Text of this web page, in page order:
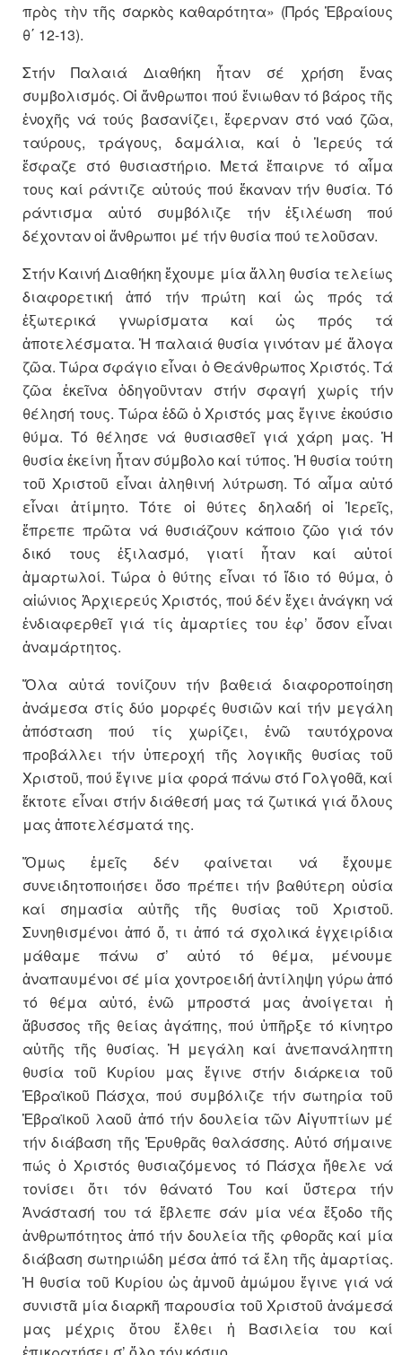
πρὸς τὴν τῆς σαρκὸς καθαρότητα» (Πρός Ἑβραίους
θ΄ 12-13).
Στήν Παλαιά Διαθήκη ἦταν σέ χρήση ἕνας
συμβολισμός. Οἱ ἄνθρωποι πού ἔνιωθαν τό βάρος τῆς
ἐνοχῆς νά τούς βασανίζει, ἔφερναν στό ναό ζῶα,
ταύρους, τράγους, δαμάλια, καί ὁ Ἱερεύς τά
ἔσφαζε στό θυσιαστήριο. Μετά ἔπαιρνε τό αἷμα
τους καί ράντιζε αὐτούς πού ἔκαναν τήν θυσία. Τό
ράντισμα αὐτό συμβόλιζε τήν ἐξιλέωση πού
δέχονταν οἱ ἄνθρωποι μέ τήν θυσία πού τελοῦσαν.
Στήν Καινή Διαθήκη ἔχουμε μία ἄλλη θυσία τελείως
διαφορετική ἀπό τήν πρώτη καί ὡς πρός τά
ἐξωτερικά γνωρίσματα καί ὡς πρός τά
ἀποτελέσματα. Ἡ παλαιά θυσία γινόταν μέ ἄλογα
ζῶα. Τώρα σφάγιο εἶναι ὁ Θεάνθρωπος Χριστός. Τά
ζῶα ἐκεῖνα ὁδηγοῦνταν στήν σφαγή χωρίς τήν
θέλησή τους. Τώρα ἐδῶ ὁ Χριστός μας ἔγινε ἑκούσιο
θύμα. Τό θέλησε νά θυσιασθεῖ γιά χάρη μας. Ἡ
θυσία ἐκείνη ἦταν σύμβολο καί τύπος. Ἡ θυσία τούτη
τοῦ Χριστοῦ εἶναι ἀληθινή λύτρωση. Τό αἷμα αὐτό
εἶναι ἀτίμητο. Τότε οἱ θύτες δηλαδή οἱ Ἱερεῖς,
ἔπρεπε πρῶτα νά θυσιάζουν κάποιο ζῶο γιά τόν
δικό τους ἐξιλασμό, γιατί ἦταν καί αὐτοί
ἁμαρτωλοί. Τώρα ὁ θύτης εἶναι τό ἴδιο τό θύμα, ὁ
αἰώνιος Ἀρχιερεύς Χριστός, πού δέν ἔχει ἀνάγκη νά
ἐνδιαφερθεῖ γιά τίς ἁμαρτίες του ἐφ’ ὅσον εἶναι
ἀναμάρτητος.
Ὅλα αὐτά τονίζουν τήν βαθειά διαφοροποίηση
ἀνάμεσα στίς δύο μορφές θυσιῶν καί τήν μεγάλη
ἀπόσταση πού τίς χωρίζει, ἐνῶ ταυτόχρονα
προβάλλει τήν ὑπεροχή τῆς λογικῆς θυσίας τοῦ
Χριστοῦ, πού ἔγινε μία φορά πάνω στό Γολγοθᾶ, καί
ἔκτοτε εἶναι στήν διάθεσή μας τά ζωτικά γιά ὅλους
μας ἀποτελέσματά της.
Ὅμως ἐμεῖς δέν φαίνεται νά ἔχουμε
συνειδητοποιήσει ὅσο πρέπει τήν βαθύτερη οὐσία
καί σημασία αὐτῆς τῆς θυσίας τοῦ Χριστοῦ.
Συνηθισμένοι ἀπό ὅ, τι ἀπό τά σχολικά ἐγχειρίδια
μάθαμε πάνω σ’ αὐτό τό θέμα, μένουμε
ἀναπαυμένοι σέ μία χοντροειδή ἀντίληψη γύρω ἀπό
τό θέμα αὐτό, ἐνῶ μπροστά μας ἀνοίγεται ἡ
ἄβυσσος τῆς θείας ἀγάπης, πού ὑπῆρξε τό κίνητρο
αὐτῆς τῆς θυσίας. Ἡ μεγάλη καί ἀνεπανάληπτη
θυσία τοῦ Κυρίου μας ἔγινε στήν διάρκεια τοῦ
Ἑβραϊκοῦ Πάσχα, πού συμβόλιζε τήν σωτηρία τοῦ
Ἑβραϊκοῦ λαοῦ ἀπό τήν δουλεία τῶν Αἰγυπτίων μέ
τήν διάβαση τῆς Ἐρυθρᾶς θαλάσσης. Αὐτό σήμαινε
πώς ὁ Χριστός θυσιαζόμενος τό Πάσχα ἤθελε νά
τονίσει ὅτι τόν θάνατό Του καί ὕστερα τήν
Ἀνάστασή του τά ἔβλεπε σάν μία νέα ἔξοδο τῆς
ἀνθρωπότητος ἀπό τήν δουλεία τῆς φθορᾶς καί μία
διάβαση σωτηριώδη μέσα ἀπό τά ἔλη τῆς ἁμαρτίας.
Ἡ θυσία τοῦ Κυρίου ὡς ἀμνοῦ ἀμώμου ἔγινε γιά νά
συνιστᾶ μία διαρκῆ παρουσία τοῦ Χριστοῦ ἀνάμεσά
μας μέχρις ὅτου ἔλθει ἡ Βασιλεία του καί